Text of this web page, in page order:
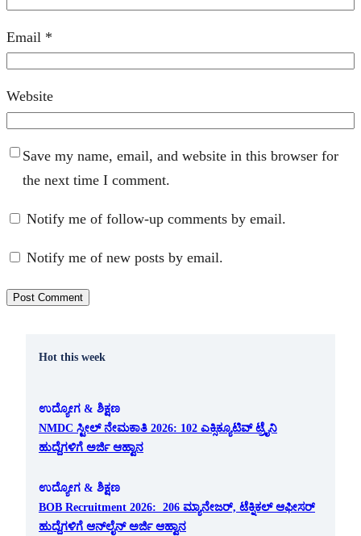
Email *
Website
Save my name, email, and website in this browser for
the next time I comment.
Notify me of follow-up comments by email.
Notify me of new posts by email.
Hot this week
ಉದ್ಯೋಗ & ಶಿಕ್ಷಣ
NMDC ಸ್ಟೀಲ್ ನೇಮಕಾತಿ 2026: 102 ಎಕ್ಸಿಕ್ಯೂಟಿವ್ ಟ್ರೈನಿ
ಹುದ್ದೆಗಳಿಗೆ ಅರ್ಜಿ ಆಹ್ವಾನ
ಉದ್ಯೋಗ & ಶಿಕ್ಷಣ
BOB Recruitment 2026: 206 ಮ್ಯಾನೇಜರ್, ಟೆಕ್ನಿಕಲ್ ಆಫೀಸರ್
ಹುದ್ದೆಗಳಿಗೆ ಆನ್‌ಲೈನ್ ಅರ್ಜಿ ಆಹ್ವಾನ